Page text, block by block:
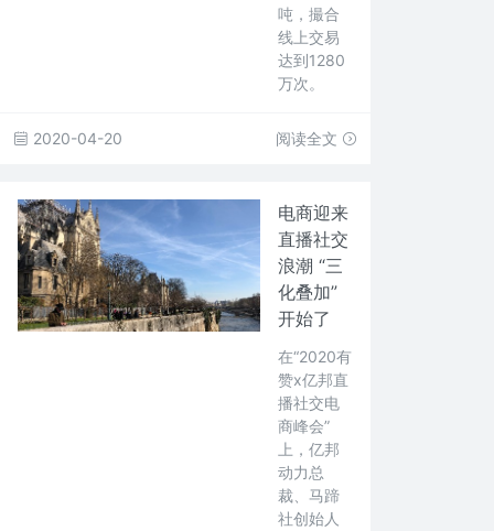
吨，撮合
线上交易
达到1280
万次。
2020-04-20 阅读全文
电商迎来
直播社交
浪潮 “三
化叠加”
开始了
在“2020有
赞x亿邦直
播社交电
商峰会”
上，亿邦
动力总
裁、马蹄
社创始人